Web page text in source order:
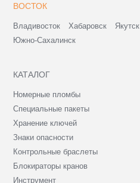
ВОСТОК
Владивосток Хабаровск Якутск
Южно-Сахалинск
КАТАЛОГ
Номерные пломбы
Специальные пакеты
Хранение ключей
Знаки опасности
Контрольные браслеты
Блокираторы кранов
Инструмент